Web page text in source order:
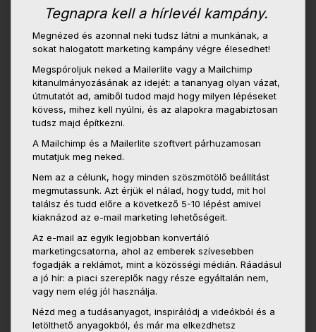
Tegnapra kell a hírlevél kampány.
Megnézed és azonnal neki tudsz látni a munkának, a
sokat halogatott marketing kampány végre élesedhet!
Megspóroljuk neked a Mailerlite vagy a Mailchimp
kitanulmányozásának az idejét: a tananyag olyan vázat,
útmutatót ad, amiből tudod majd hogy milyen lépéseket
kövess, mihez kell nyúlni, és az alapokra magabiztosan
tudsz majd építkezni.
A Mailchimp és a Mailerlite szoftvert párhuzamosan
mutatjuk meg neked.
Nem az a célunk, hogy minden szöszmötölő beállítást
megmutassunk. Azt érjük el nálad, hogy tudd, mit hol
találsz és tudd előre a következő 5-10 lépést amivel
kiaknázod az e-mail marketing lehetőségeit.
Az e-mail az egyik legjobban konvertáló
marketingcsatorna, ahol az emberek szívesebben
fogadják a reklámot, mint a közösségi médián. Ráadásul
a jó hír: a piaci szereplők nagy része egyáltalán nem,
vagy nem elég jól használja.
Nézd meg a tudásanyagot, inspirálódj a videókból és a
letölthető anyagokból, és már ma elkezdhetsz